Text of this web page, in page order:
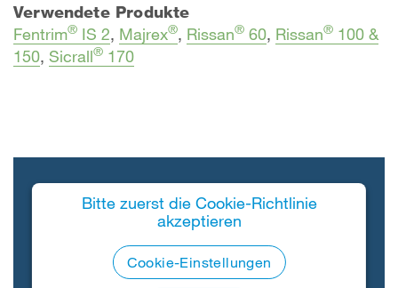
Verwendete Produkte
Fentrim® IS 2, Majrex®, Rissan® 60, Rissan® 100 &
150, Sicrall® 170
Bitte zuerst die Cookie-Richtlinie
akzeptieren
Cookie-Einstellungen